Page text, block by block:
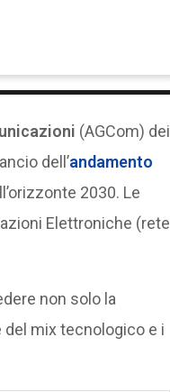
(AGCom) dei
dell’andamento
2030. Le
Elettroniche (rete
non solo la
del mix tecnologico e i